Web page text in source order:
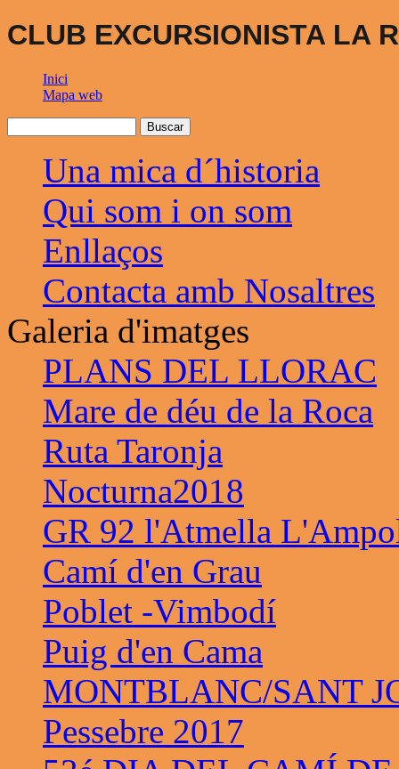
CLUB EXCURSIONISTA LA
Inici
Mapa web
Una mica d´historia
Qui som i on som
Enllaços
Contacta amb Nosaltres
Galeria d'imatges
PLANS DEL LLORAC
Mare de déu de la Roca
Ruta Taronja
Nocturna2018
GR 92 l'Atmella
Camí d'en Grau
Poblet -Vimbodí
Puig d'en Cama
MONTBLANC/SANT
Pessebre 2017